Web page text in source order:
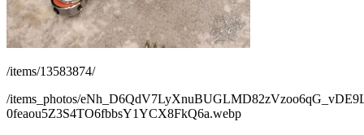
/items/13583874/
/items_photos/
0feaou5Z3S4TO6fbbsY1YCX8FkQ6a.webp